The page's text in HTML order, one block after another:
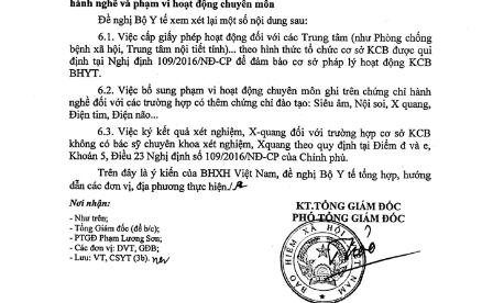
Thư mời báo giá về việc khảo sát hiện trạng và
báo giá thi công mái che từ Khoa Dược đến Bếp
ăn từ thiện của Bệnh viện
Thư mời báo giá về việc mời báo giá thiết bị
Thư mời báo giá về việc sửa chữa nhà bảo vệ và
cổng số 2
Thư mời báo giá sửa chữa máy nước nóng tấm